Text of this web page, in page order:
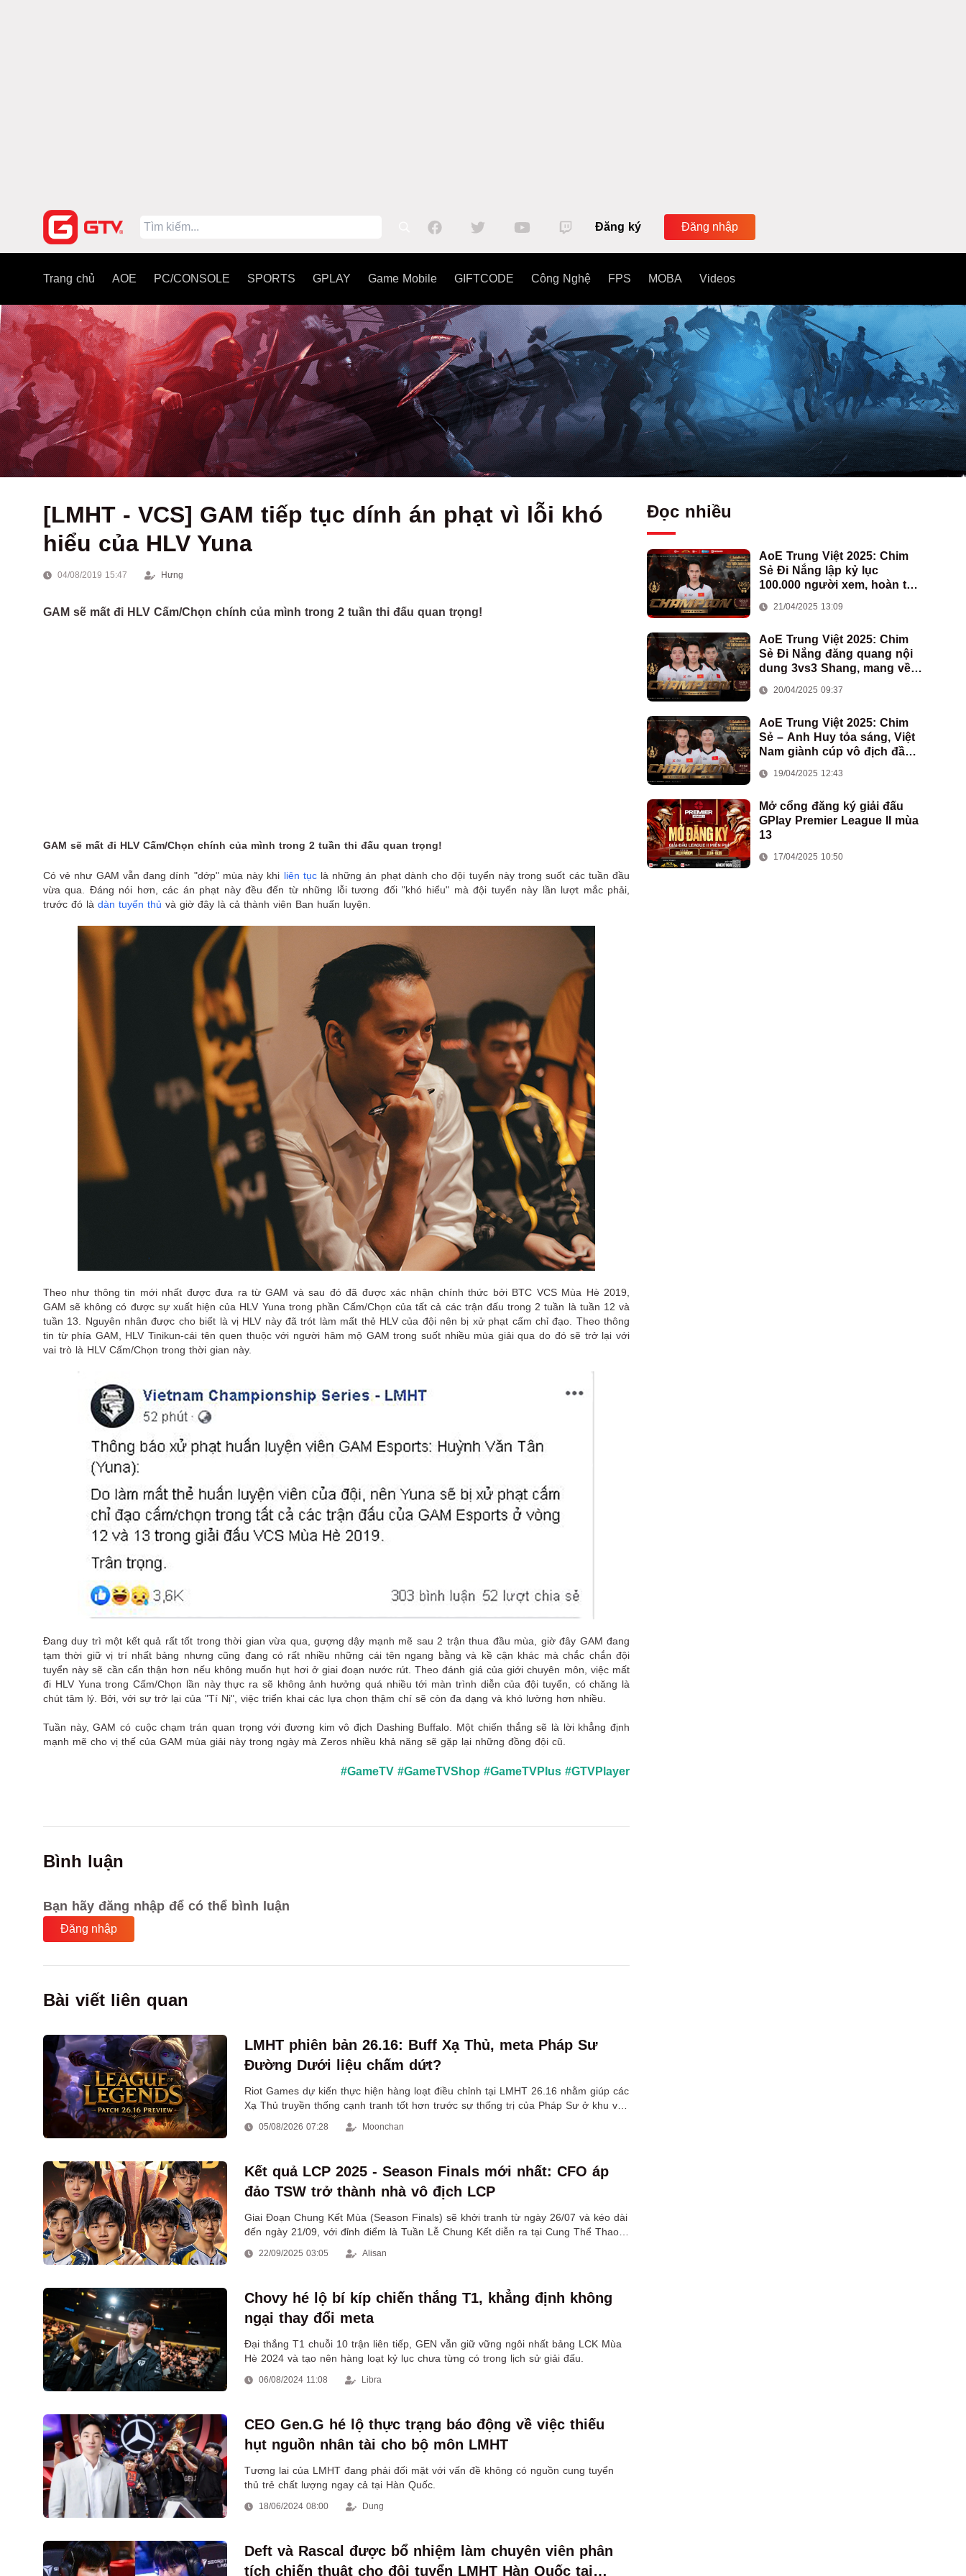
Đăng ký Đăng nhập
Trang chủ AOE PC/CONSOLE SPORTS GPLAY Game Mobile GIFTCODE Công Nghệ FPS MOBA Videos
[LMHT - VCS] GAM tiếp tục dính án phạt vì lỗi khó
hiểu của HLV Yuna
04/08/2019 15:47 Hưng
GAM sẽ mất đi HLV Cấm/Chọn chính của mình trong 2 tuần thi đấu quan trọng!
GAM sẽ mất đi HLV Cấm/Chọn chính của mình trong 2 tuần thi đấu quan trọng!
Có vẻ như GAM vẫn đang dính "dớp" mùa này khi liên tụclà những án phạt dành cho đội tuyển này trong suốt các tuần đầu
vừa qua. Đáng nói hơn, các án phạt này đều đến từ những lỗi tương đối "khó hiểu" mà đội tuyển này lần lượt mắc phải,
trước đó là dàn tuyển thủ và giờ đây là cả thành viên Ban huấn luyện.
Theo như thông tin mới nhất được đưa ra từ GAM và sau đó đã được xác nhận chính thức bởi BTC VCS Mùa Hè 2019,
GAM sẽ không có được sự xuất hiện của HLV Yuna trong phần Cấm/Chọn của tất cả các trận đấu trong 2 tuần là tuần 12 và
tuần 13. Nguyên nhân được cho biết là vị HLV này đã trót làm mất thẻ HLV của đội nên bị xử phạt cấm chỉ đạo. Theo thông
tin từ phía GAM, HLV Tinikun-cái tên quen thuộc với người hâm mộ GAM trong suốt nhiều mùa giải qua do đó sẽ trở lại với
vai trò là HLV Cấm/Chọn trong thời gian này.
Đang duy trì một kết quả rất tốt trong thời gian vừa qua, gượng dậy mạnh mẽ sau 2 trận thua đầu mùa, giờ đây GAM đang
tạm thời giữ vị trí nhất bảng nhưng cũng đang có rất nhiều những cái tên ngang bằng và kề cận khác mà chắc chắn đội
tuyển này sẽ cần cẩn thận hơn nếu không muốn hụt hơi ở giai đoạn nước rút. Theo đánh giá của giới chuyên môn, việc mất
đi HLV Yuna trong Cấm/Chọn lần này thực ra sẽ không ảnh hưởng quá nhiều tới màn trình diễn của đội tuyển, có chăng là
chút tâm lý. Bởi, với sự trở lại của "Tí Nị", việc triển khai các lựa chọn thậm chí sẽ còn đa dạng và khó lường hơn nhiều.
Tuần này, GAM có cuộc chạm trán quan trọng với đương kim vô địch Dashing Buffalo. Một chiến thắng sẽ là lời khẳng định
mạnh mẽ cho vị thế của GAM mùa giải này trong ngày mà Zeros nhiều khả năng sẽ gặp lại những đồng đội cũ.
#GameTV #GameTVShop #GameTVPlus #GTVPlayer
Bình luận
Bạn hãy đăng nhập để có thể bình luận
Đăng nhập
Bài viết liên quan
LMHT phiên bản 26.16: Buff Xạ Thủ, meta Pháp Sư
Đường Dưới liệu chấm dứt?
Riot Games dự kiến thực hiện hàng loạt điều chỉnh tại LMHT 26.16 nhằm giúp các
Xạ Thủ truyền thống cạnh tranh tốt hơn trước sự thống trị của Pháp Sư ở khu vực
05/08/2026 07:28 Moonchan
Kết quả LCP 2025 - Season Finals mới nhất: CFO áp
đảo TSW trở thành nhà vô địch LCP
Giai Đoạn Chung Kết Mùa (Season Finals) sẽ khởi tranh từ ngày 26/07 và kéo dài
đến ngày 21/09, với đỉnh điểm là Tuần Lễ Chung Kết diễn ra tại Cung Thể Thao
22/09/2025 03:05 Alisan
Chovy hé lộ bí kíp chiến thắng T1, khẳng định không
ngại thay đổi meta
Đại thắng T1 chuỗi 10 trận liên tiếp, GEN vẫn giữ vững ngôi nhất bảng LCK Mùa
Hè 2024 và tạo nên hàng loạt kỷ lục chưa từng có trong lịch sử giải đấu.
06/08/2024 11:08 Libra
CEO Gen.G hé lộ thực trạng báo động về việc thiếu
hụt nguồn nhân tài cho bộ môn LMHT
Tương lai của LMHT đang phải đối mặt với vấn đề không có nguồn cung tuyển
thủ trẻ chất lượng ngay cả tại Hàn Quốc.
18/06/2024 08:00 Dung
Deft và Rascal được bổ nhiệm làm chuyên viên phân
tích chiến thuật cho đội tuyển LMHT Hàn Quốc tại
Đọc nhiều
AoE Trung Việt 2025: Chim
Sẻ Đi Nắng lập kỷ lục
100.000 người xem, hoàn tất
Việt Nam
21/04/2025 13:09
AoE Trung Việt 2025: Chim
Sẻ Đi Nắng đăng quang nội
dung 3vs3 Shang, mang về
đoàn AoE Việt Nam
20/04/2025 09:37
AoE Trung Việt 2025: Chim
Sẻ – Anh Huy tỏa sáng, Việt
Nam giành cúp vô địch đầu
19/04/2025 12:43
Mở cổng đăng ký giải đấu
GPlay Premier League II mùa
13
17/04/2025 10:50